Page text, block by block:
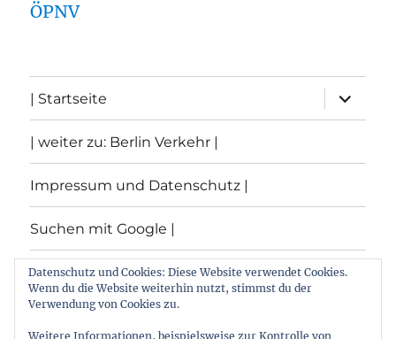
ÖPNV
| Startseite
öffnen
| weiter zu: Berlin Verkehr |
Impressum und Datenschutz |
Suchen mit Google |
Themen
Datenschutz und Cookies: Diese Website verwendet Cookies.
Wenn du die Website weiterhin nutzt, stimmst du der
Verwendung von Cookies zu.
Weitere Informationen, beispielsweise zur Kontrolle von